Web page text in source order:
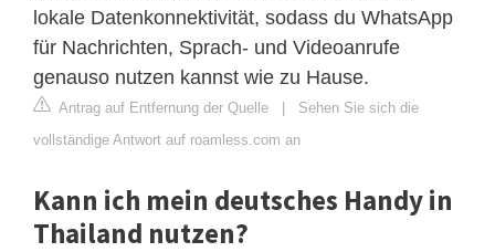
lokale Datenkonnektivität, sodass du WhatsApp
für Nachrichten, Sprach- und Videoanrufe
genauso nutzen kannst wie zu Hause.
Antrag auf Entfernung der Quelle | Sehen Sie sich die
vollständige Antwort auf roamless.com an
Kann ich mein deutsches Handy in
Thailand nutzen?